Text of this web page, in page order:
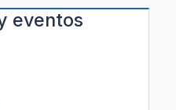
eventos